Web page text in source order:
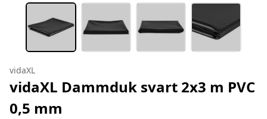
vidaXL
vidaXL Dammduk svart 2x3 m PVC
0,5 mm